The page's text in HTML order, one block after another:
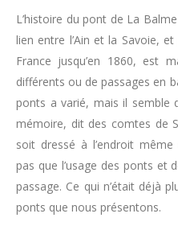
L’histoire du pont de La
lien entre l’Ain et la Savoie,
France jusqu’en 1860, est
différents ou de passages en
ponts a varié, mais il
mémoire, dit des comtes de
soit dressé à l’endroit même
pas que l’usage des ponts et
passage. Ce qui n’était déjà
ponts que nous présentons.